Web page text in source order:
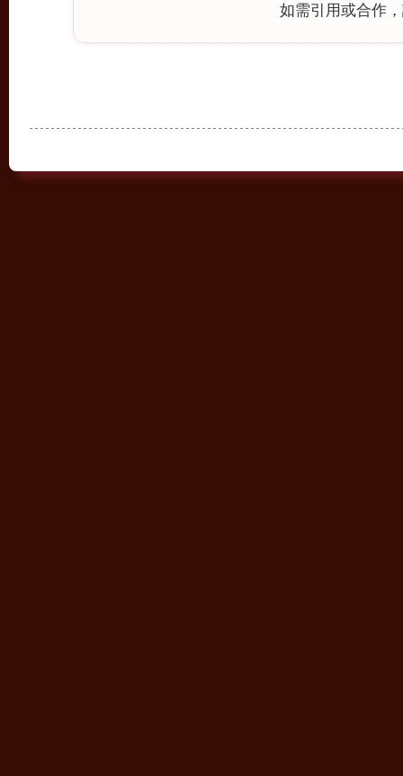
如需引用或合作